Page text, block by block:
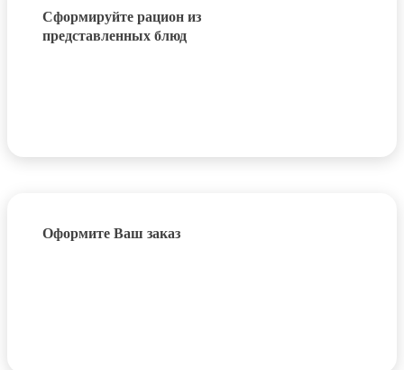
Сформируйте рацион из
представленных блюд
Оформите Ваш заказ